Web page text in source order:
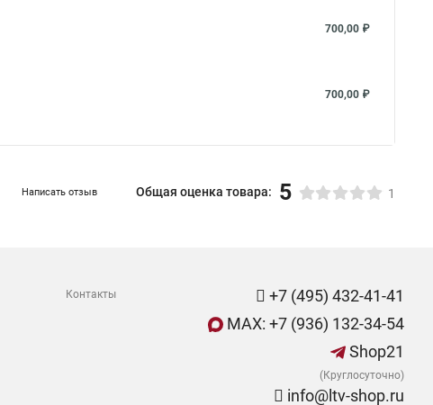
700,00 ₽
700,00 ₽
Написать отзыв Общая оценка товара: 5 1
Контакты
+7 (495) 432-41-41
MAX: +7 (936) 132-34-54
Shop21
(Круглосуточно)
info@ltv-shop.ru